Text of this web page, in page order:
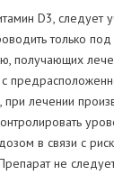
D3,
только
получающих
лечении
в связи с
не